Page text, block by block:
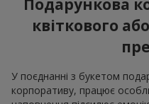
Подарункова
квіткового
У поєднанні з букетом
корпоративу, працює